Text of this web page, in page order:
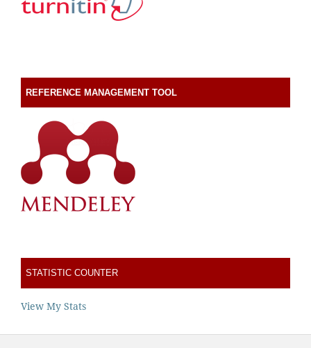
REFERENCE MANAGEMENT TOOL
STATISTIC COUNTER
View My Stats